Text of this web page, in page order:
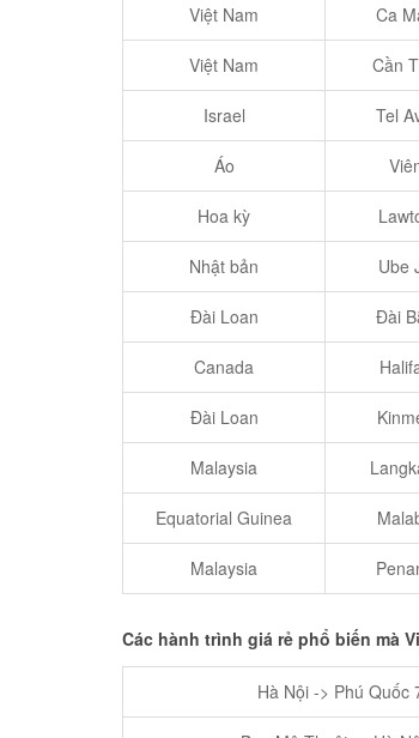
Việt Nam Ca
Việt Nam Cần
Israel Tel
Áo
Hoa kỳ
Nhật bản Ube
Đài Loan Đài
Canada
Đài Loan
Malaysia
Equatorial Guinea
Malaysia
Các hành trình giá rẻ phổ biến mà
Hà Nội -> Phú Quốc